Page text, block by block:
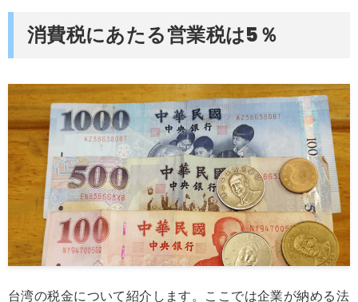
消費税にあたる営業税は5％
台湾の税金について紹介します。ここでは企業が納める法